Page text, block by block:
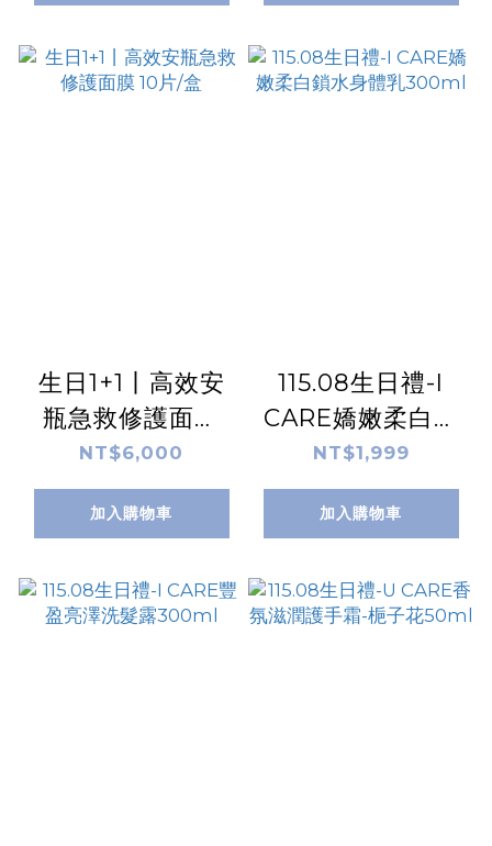
生日1+1丨高效安
瓶急救修護面膜
10片/盒
NT$6,000
加入購物車
115.08生日禮-I
CARE嬌嫩柔白鎖
水身體乳300ml
NT$1,999
加入購物車